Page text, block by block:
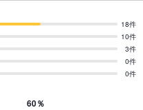
18件
10件
3件
0件
0件
60％